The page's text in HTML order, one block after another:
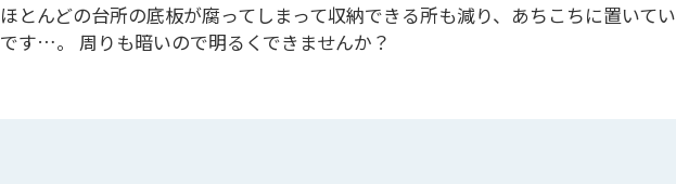
ほとんどの台所の底板が腐ってしまって収納できる所も減り、あちこちに置いて
です…。 周りも暗いので明るくできませんか？